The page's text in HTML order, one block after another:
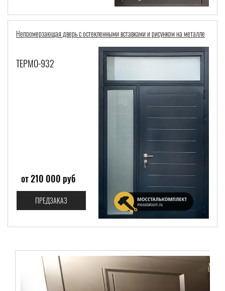
Непромерзающая дверь с остекленными вставками и рисунком на металле
ТЕРМО-932
от 210 000 руб
ПРЕДЗАКАЗ